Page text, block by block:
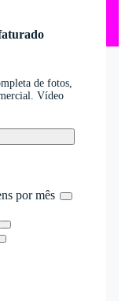
de fotos,
Vídeo
por mês